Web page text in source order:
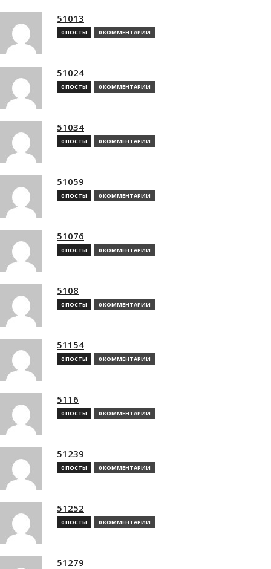
51013
0 ПОСТЫ 0 КОММЕНТАРИИ
51024
0 ПОСТЫ 0 КОММЕНТАРИИ
51034
0 ПОСТЫ 0 КОММЕНТАРИИ
51059
0 ПОСТЫ 0 КОММЕНТАРИИ
51076
0 ПОСТЫ 0 КОММЕНТАРИИ
5108
0 ПОСТЫ 0 КОММЕНТАРИИ
51154
0 ПОСТЫ 0 КОММЕНТАРИИ
5116
0 ПОСТЫ 0 КОММЕНТАРИИ
51239
0 ПОСТЫ 0 КОММЕНТАРИИ
51252
0 ПОСТЫ 0 КОММЕНТАРИИ
51279